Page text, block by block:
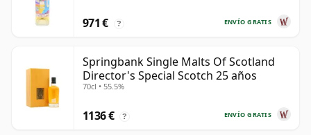
ENVÍO GRATIS
971 € ?
Springbank Single Malts Of Scotland
Director's Special Scotch 25 años
70cl • 55.5%
ENVÍO GRATIS
1136 € ?